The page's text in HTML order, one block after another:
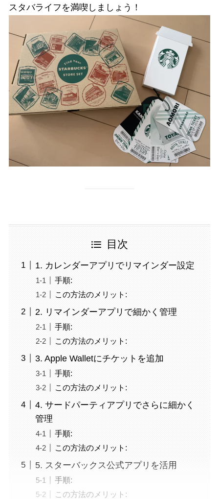
スタバライフを満喫しましょう！
目次
1. カレンダーアプリでリマインダー設定
手順:
この方法のメリット:
2. リマインダーアプリで細かく管理
手順:
この方法のメリット:
3. Apple Walletにチケットを追加
手順:
この方法のメリット:
4. サードパーティアプリでさらに細かく
管理
手順:
この方法のメリット:
5. スターバックス公式アプリを活用
手順:
この方法のメリット: